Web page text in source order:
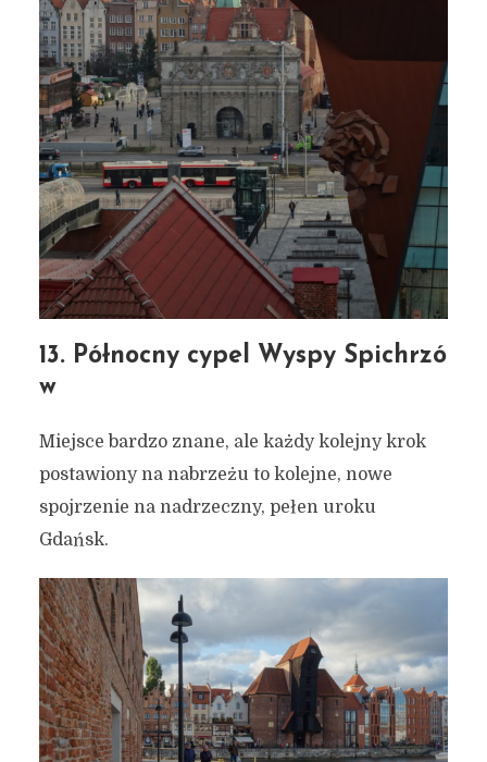
13. Północny cypel Wyspy Spichrzó
w
Miejsce bardzo znane, ale każdy kolejny krok
postawiony na nabrzeżu to kolejne, nowe
spojrzenie na nadrzeczny, pełen uroku
Gdańsk.